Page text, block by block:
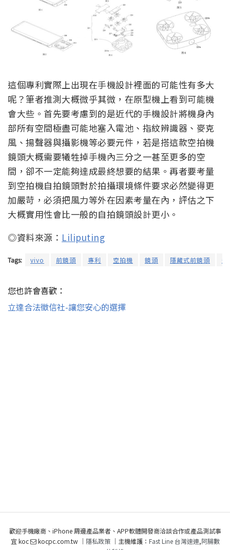
這個專利實際上出現在手機設計裡面的可能性有多大
呢？筆者推測大概微乎其微，在原型機上看到可能機
會大些。首先要考慮到的是近代的手機設計將機身內
部所有空間極盡可能地塞入電池、指紋辨識器、麥克
風、揚聲器與攝影機等必要元件，若是搭這款空拍機
鏡頭大概需要犧牲掉手機內三分之一甚至更多的空
間，卻不一定能夠達成最終想要的結果。再者要考量
到空拍機自拍鏡頭對於拍攝環境條件要求必然變得更
加嚴苛，必須把風力等外在因素考量在內，評估之下
大概實用性會比一般的自拍鏡頭設計更小。
◎資料來源： Liliputing
Tags: vivo 前鏡頭 專利 空拍機 鏡頭 隱藏式前鏡頭 飛
您也許會喜歡：
立達合法徵信社-讓您安心的選擇
歡迎手機廠商、iPhone 周邊產品業者、APP軟體開發商洽談合作或產品測試事
宜 koc
kocpc.com.tw ｜ 隱私政策｜主機維護： Fast Line 台灣速連,阿腸數